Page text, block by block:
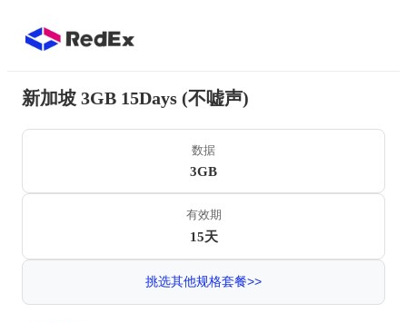
新加坡 3GB 15Days (不嘘声)
数据
3GB
有效期
15天
挑选其他规格套餐>>